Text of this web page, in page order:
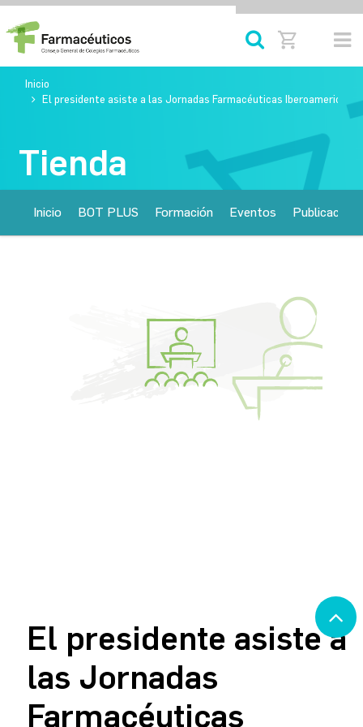
Inicio
El presidente asiste a las Jornadas Farmacéuticas Iberoamericanas
Tienda
Inicio BOT PLUS Formación Eventos
El presidente asiste a
las Jornadas
Farmacéuticas